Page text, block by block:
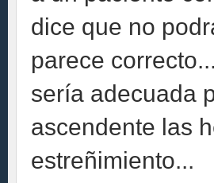
dice que no
parece
sería adecuada
ascendente las
estreñimiento...